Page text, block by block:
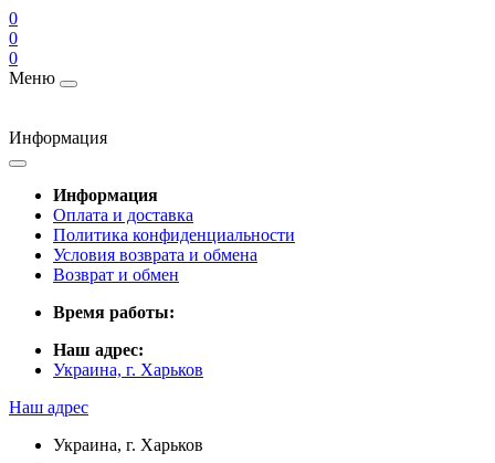
0
0
0
Меню
Информация
Информация
Оплата и доставка
Политика конфиденциальности
Условия возврата и обмена
Возврат и обмен
Время работы:
Наш адрес:
Украина, г. Харьков
Наш адрес
Украина, г. Харьков